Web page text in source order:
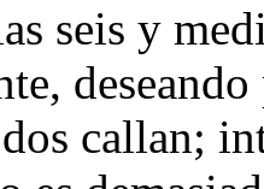
seis y
callan;